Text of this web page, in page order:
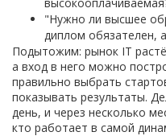
"Нужно ли высшее
диплом обязателен,
Подытожим: рынок IT
а вход в него можно
правильно выбрать
показывать результаты.
день, и через несколько
кто работает в самой